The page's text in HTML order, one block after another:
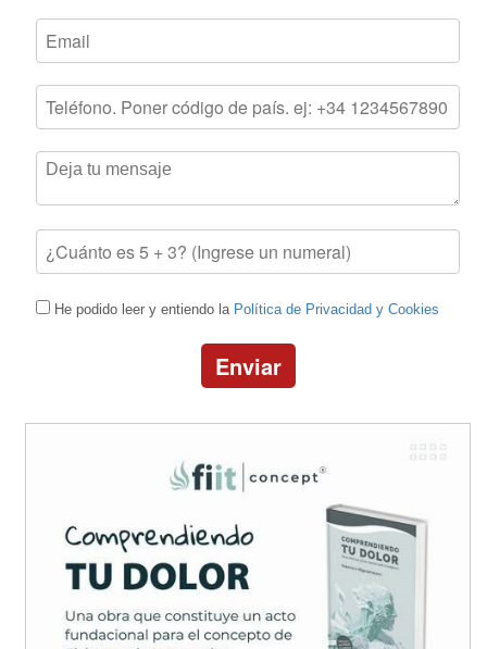
He podido leer y entiendo la Política de Privacidad y Cookies
Enviar